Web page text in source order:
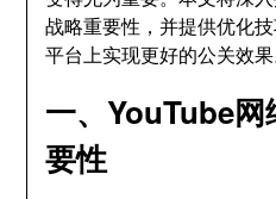
战略重要性，并提供优化
平台上实现更好的公关效果
一、YouTube
要性